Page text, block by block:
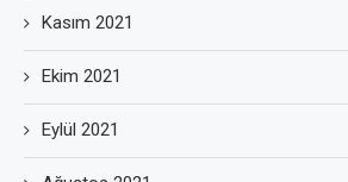
Kasım 2021
Ekim 2021
Eylül 2021